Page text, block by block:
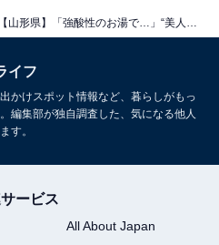
イフ
かけスポット情報など、暮らしがもっ
編集部が独自調査した、気になる他人
す。
ービス
All About Japan